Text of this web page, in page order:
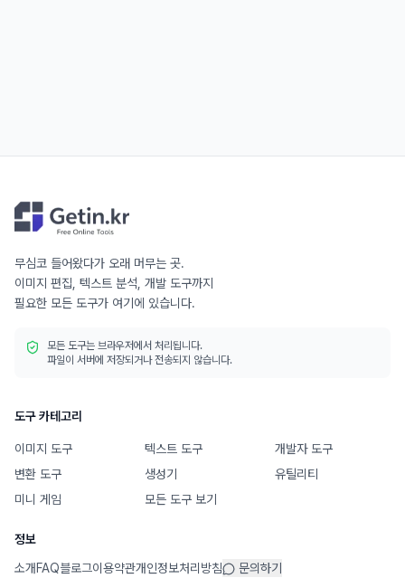
무심코 들어왔다가 오래 머무는 곳.
이미지 편집, 텍스트 분석, 개발 도구까지
필요한 모든 도구가 여기에 있습니다.
모든 도구는 브라우저에서 처리됩니다.
파일이 서버에 저장되거나 전송되지 않습니다.
도구 카테고리
이미지 도구 텍스트 도구
개발자 도구
변환 도구
생성기
유틸리티
미니 게임
모든 도구 보기
정보
소개 FAQ블로그이용약관개인정보처리방침 문의하기